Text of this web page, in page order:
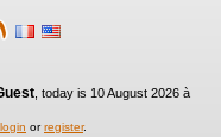
today is 10 August 2026 à
login orregister.